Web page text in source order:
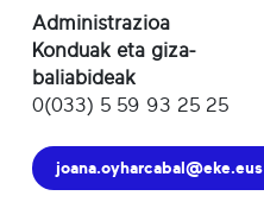
Administrazioa
Konduak eta giza-
baliabideak
0(033) 5 59 93 25 25
joana.oyharcabal@eke.eus